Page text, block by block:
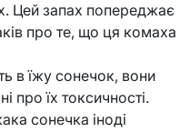
Цей запах попереджає
про те, що ця комаха
в їжу сонечок, вони
про їх токсичності.
сонечка іноді